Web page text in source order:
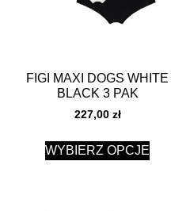
FIGI MAXI DOGS WHITE
BLACK 3 PAK
227,00 zł
WYBIERZ OPCJE